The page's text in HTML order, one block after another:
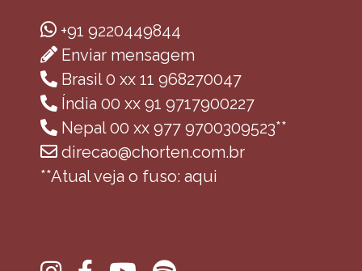
+91 9220449844
Enviar mensagem
Brasil 0 xx 11 968270047
Índia 00 xx 91 9717900227
Nepal 00 xx 977 9700309523**
direcao@chorten.com.br
**Atual veja o fuso: aqui